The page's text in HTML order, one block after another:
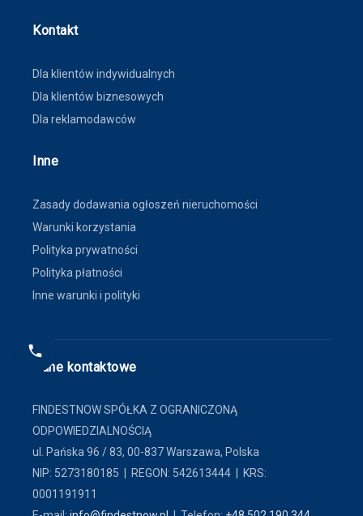
Kontakt
Dla klientów indywidualnych
Dla klientów biznesowych
Dla reklamodawców
Inne
Zasady dodawania ogłoszeń nieruchomości
Warunki korzystania
Polityka prywatności
Polityka płatności
Inne warunki i polityki
Dane kontaktowe
FINDESTNOW SPÓŁKA Z OGRANICZONĄ
ODPOWIEDZIALNOŚCIĄ
ul. Pańska 96 / 83, 00-837 Warszawa, Polska
NIP: 5273180185 | REGON: 542613444 | KRS:
0001191911